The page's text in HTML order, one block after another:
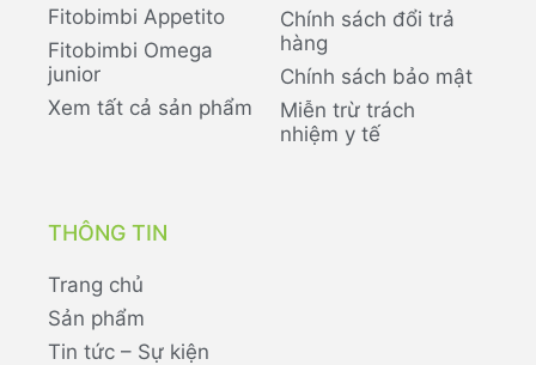
Fitobimbi Appetito
Fitobimbi Omega
junior
Xem tất cả sản phẩm
Chính sách đổi trả
hàng
Chính sách bảo mật
Miễn trừ trách
nhiệm y tế
THÔNG TIN
Trang chủ
Sản phẩm
Tin tức – Sự kiện